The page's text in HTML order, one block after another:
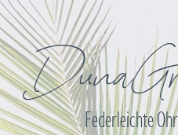
Federleichte